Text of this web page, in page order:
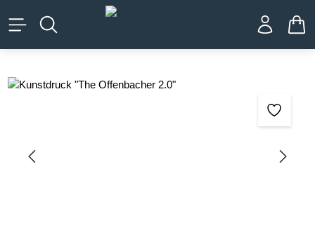
springen
Bildergalerie überspringen